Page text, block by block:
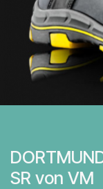
SR von VM